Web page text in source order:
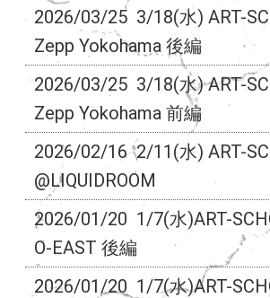
2026/03/25 3/18(水) ART-
Zepp Yokohama 後編
2026/03/25 3/18(水) ART-
Zepp Yokohama 前編
2026/02/16 2/11(水) ART-
@LIQUIDROOM
2026/01/20 1/7(水)ART-
O-EAST 後編
2026/01/20 1/7(水)ART-